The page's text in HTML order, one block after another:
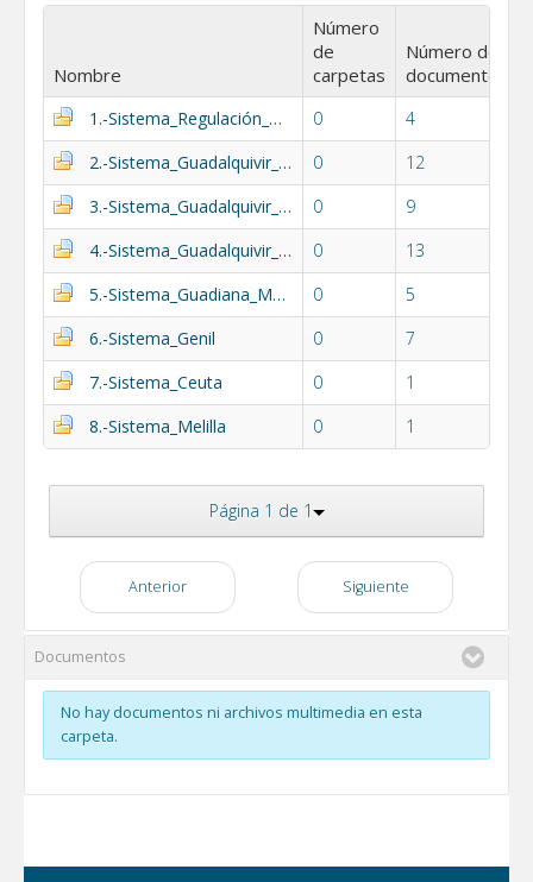
Nombre
Número
de
carpetas
Número de
documentos
1.-Sistema_Regulación_General 0
4
2.-Sistema_Guadalquivir_Alto
0
12
3.-Sistema_Guadalquivir_Medio
0
9
4.-Sistema_Guadalquivir_Bajo
0
13
5.-Sistema_Guadiana_Menor
0
5
6.-Sistema_Genil
0
7
7.-Sistema_Ceuta
0
1
8.-Sistema_Melilla
0 1
Página 1 de 1
Anterior Siguiente
Documentos
No hay documentos ni archivos multimedia en esta
carpeta.